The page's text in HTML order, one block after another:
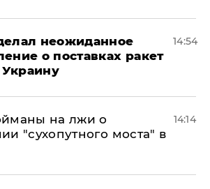
неожиданное
о поставках ракет
14:54
на лжи о
"сухопутного моста" в
14:14